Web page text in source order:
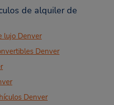
de alquiler de
lujo Denver
Denver
Denver